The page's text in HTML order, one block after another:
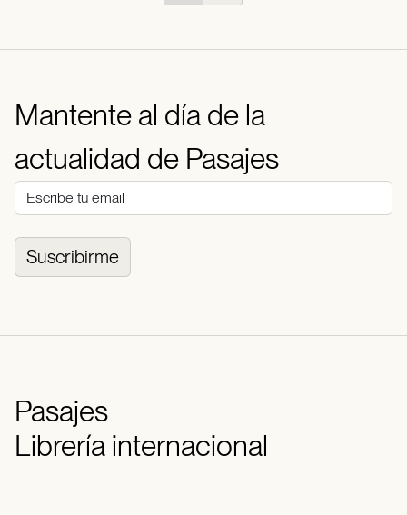
Mantente al día de la
actualidad de Pasajes
Suscribirme
Pasajes
Librería internacional